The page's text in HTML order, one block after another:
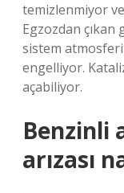
temizlenmiyor
Egzozdan çıkan
sistem
engelliyor.
açabiliyor.
Benzinli
arızası